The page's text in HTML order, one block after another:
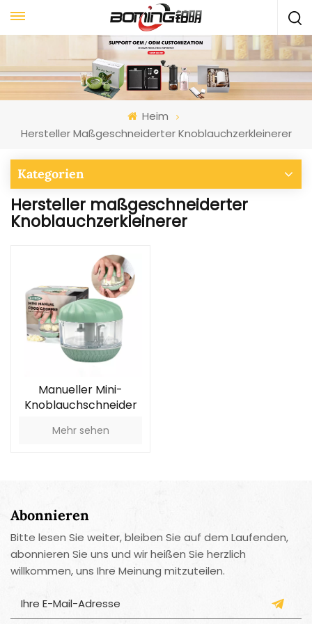
Heim
Hersteller Maßgeschneiderter Knoblauchzerkleinerer
Kategorien
Hersteller maßgeschneiderter
Knoblauchzerkleinerer
Manueller Mini-
Knoblauchschneider
Mehr sehen
Abonnieren
Bitte lesen Sie weiter, bleiben Sie auf dem Laufenden,
abonnieren Sie uns und wir heißen Sie herzlich
willkommen, uns Ihre Meinung mitzuteilen.